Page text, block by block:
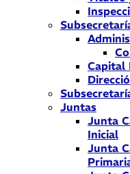
Capital
Juntas
Junta
Inicial
Junta